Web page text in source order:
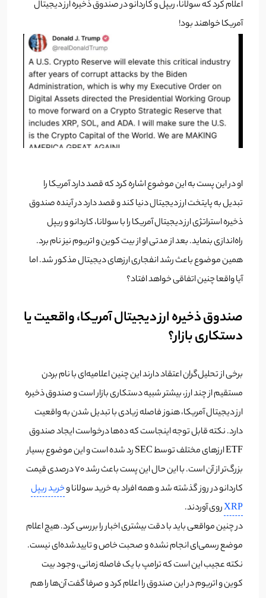
اعلام کرد که سولانا، ریپل و کاردانو در صندوق ذخیره ارز دیجیتال
آمریکا خواهند بود!
او در این پست به این موضوع اشاره کرد که قصد دارد آمریکا را
تبدیل به پایتخت ارز دیجیتال دنیا کند و قصد دارد در آینده صندوق
ذخیره استراتژی ارز دیجیتال آمریکا را با سولانا، کاردانو و ریپل
راه‌اندازی بنماید. بعد از مدتی او از بیت کوین و اتریوم نیز نام برد.
همین موضوع باعث رشد انفجاری ارزهای دیجیتال مذکور شد. اما
آیا واقعا چنین اتفاقی خواهد افتاد؟
صندوق ذخیره ارز دیجیتال آمریکا، واقعیت یا
دستکاری بازار؟
برخی از تحلیل‌گران اعتقاد دارند این چنین اعلامیه‌ای با نام بردن
مستقیم از چند ارز، بیشتر شبیه دستکاری بازار است و صندوق ذخیره
ارز دیجیتال آمریکا، هنوز فاصله زیادی با تبدیل شدن به واقعیت
دارد. نکته قابل توجه اینجاست که ده‌ها درخواست ایجاد صندوق
ETF ارزهای مختلف توسط SEC رد شده است و این موضوع بسیار
بزرگ‌تر از آن است. با این حال این پست باعث رشد 70 درصدی قیمت
کاردانو در روز گذشته شد و همه افراد به خرید سولانا وخرید ریپل
XRPروی آوردند.
در چنین مواقعی باید با دقت بیشتری اخبار را بررسی کرد. هیچ اعلام
موضع رسمی‌ای انجام نشده و صحبت خاص و تاییدشده‌ای نیست.
نکته عجیب این است که ترامپ با یک فاصله زمانی، وجود بیت
کوین و اتریوم در این صندوق را اعلام کرد و صرفا گفت آن‌ها را هم